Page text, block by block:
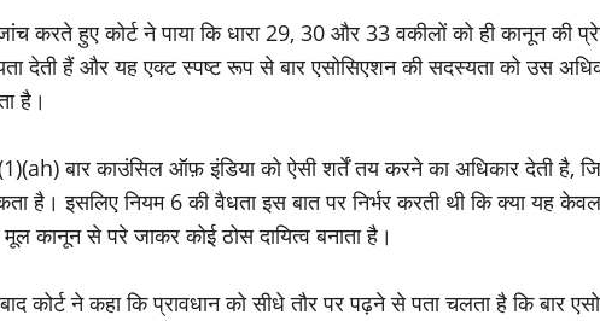
करते हुए कोर्ट ने पाया कि धारा 29, 30 और 33 वकीलों को ही कानून की
देती हैं और यह एक्ट स्पष्ट रूप से बार एसोसिएशन की सदस्यता को उस
है।
बार काउंसिल ऑफ़ इंडिया को ऐसी शर्तें तय करने का अधिकार देती है,
है। इसलिए नियम 6 की वैधता इस बात पर निर्भर करती थी कि क्या यह
कानून से परे जाकर कोई ठोस दायित्व बनाता है।
कोर्ट ने कहा कि प्रावधान को सीधे तौर पर पढ़ने से पता चलता है कि बार